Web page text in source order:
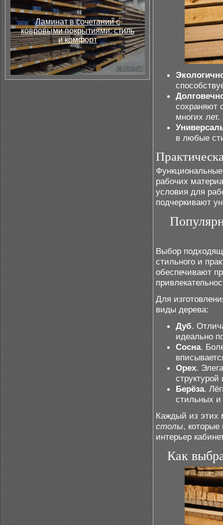
Ламинат в сочетании с
ковровыми покрытиями: стиль
и комфорт
сохраняют
многих лет.
в любые
рабочих
условия для
подчеркивают
Выбор
стильного и
обеспечивают
Для
виды дерева:
Дуб.
идеально
Сосна.
Орех.
Берёза.
стильных
Каждый из этих
столы,
интерьер
Как